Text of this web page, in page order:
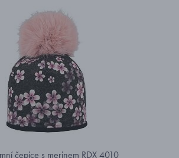
čepice s merinem RDX 4010